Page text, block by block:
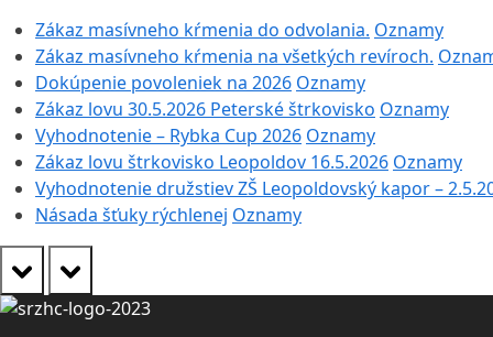
Zákaz masívneho kŕmenia do odvolania. Oznamy
Zákaz masívneho kŕmenia na všetkých revíroch.
Dokúpenie povoleniek na 2026 Oznamy
Zákaz lovu 30.5.2026 Peterské štrkovisko Oznamy
Vyhodnotenie – Rybka Cup 2026 Oznamy
Zákaz lovu štrkovisko Leopoldov 16.5.2026 Oznamy
Vyhodnotenie družstiev ZŠ Leopoldovský kapor –
Násada šťuky rýchlenej Oznamy
prev next